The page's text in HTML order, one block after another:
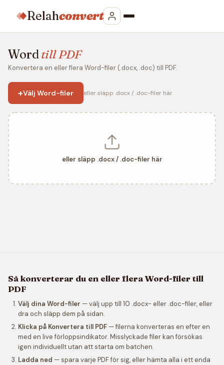
Relahconvert
Wordtill PDF
Konvertera en eller flera Word-filer (.docx, .doc) till PDF.
+Välj Word-filer eller släpp .docx / .doc-filer här
eller släpp .docx / .doc-filer här
Så konverterar du en eller flera Word-filer till
PDF
Välj dina Word-filer — välj upp till 10 .docx- eller .doc-filer, eller
dra och släpp dem på sidan.
Klicka på Konvertera till PDF — filerna konverteras en efter en
med en live förloppsindikator. Misslyckade filer kan försökas
igen individuellt utan att starta om batchen.
Ladda ned — spara varje PDF för sig, eller hämta alla i ett enda